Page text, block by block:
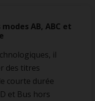
AB, ABC et
il
des titres
courte durée
et Bus hors